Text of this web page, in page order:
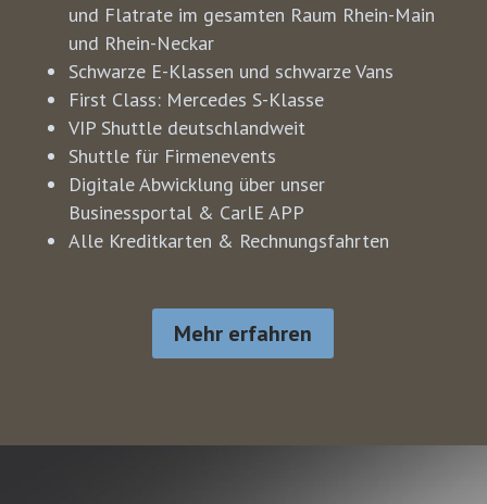
und Flatrate im gesamten Raum Rhein-Main
und Rhein-Neckar
Schwarze E-Klassen und schwarze Vans
First Class: Mercedes S-Klasse
VIP Shuttle deutschlandweit
Shuttle für Firmenevents
Digitale Abwicklung über unser
Businessportal & CarlE APP
Alle Kreditkarten & Rechnungsfahrten
Mehr erfahren